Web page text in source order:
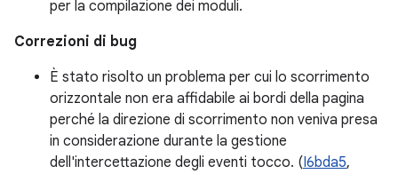
per la compilazione dei moduli.
Correzioni di bug
È stato risolto un problema per cui lo scorrimento
orizzontale non era affidabile ai bordi della pagina
perché la direzione di scorrimento non veniva presa
in considerazione durante la gestione
dell'intercettazione degli eventi tocco. (I6bda5,